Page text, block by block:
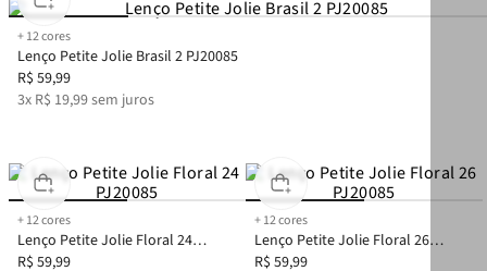
+12cores
Lenço Petite Jolie Brasil 2 PJ20085
R$ 59,99
3x R$ 19,99sem juros
+12cores
Lenço Petite Jolie Floral 24
PJ20085
R$ 59,99
+12cores
Lenço Petite Jolie Floral 26
PJ20085
R$ 59,99